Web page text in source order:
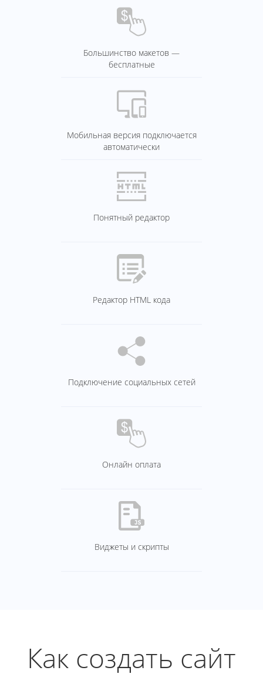
Большинство макетов —
бесплатные
Мобильная версия подключается
автоматически
Понятный редактор
Редактор HTML кода
Подключение социальных сетей
Онлайн оплата
Виджеты и скрипты
Как создать сайт